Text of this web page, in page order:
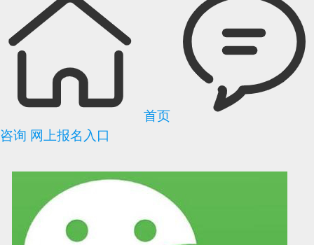
首页
咨询 网上报名入口